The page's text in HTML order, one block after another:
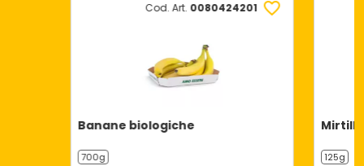
Cod. Art. 0080424201
Banane biologiche
700g
Mirtilli
125g